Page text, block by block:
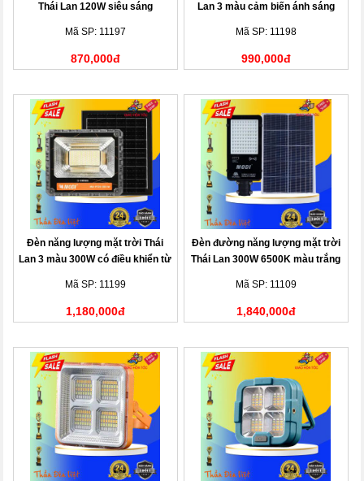
Thái Lan 120W siêu sáng
Mã SP: 11197
870,000đ
Lan 3 màu cảm biến ánh sáng
Mã SP: 11198
990,000đ
Đèn năng lượng mặt trời Thái
Lan 3 màu 300W có điều khiển từ
Mã SP: 11199
1,180,000đ
Đèn đường năng lượng mặt trời
Thái Lan 300W 6500K màu trắng
Mã SP: 11109
1,840,000đ